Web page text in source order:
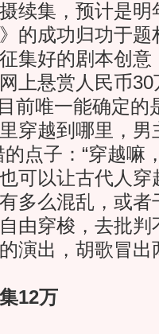
续集，预计是明
的成功归功于题
集好的剧本创
上悬赏人民币
前唯一能确定
穿越到哪里，男
点子：“穿越嘛
可以让古代人
多么混乱，或者
由穿梭，去批判
演出，胡歌冒出
12万